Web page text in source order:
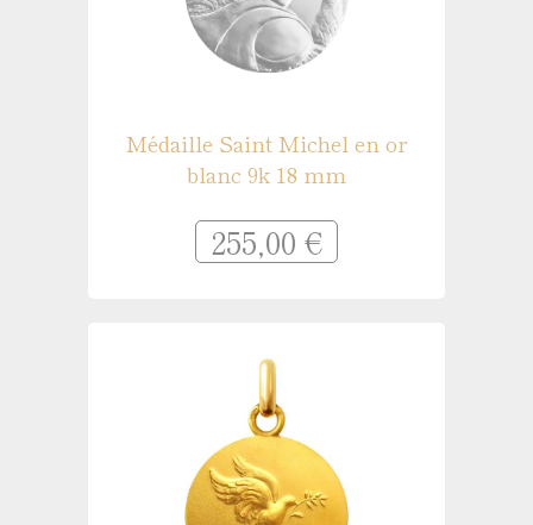
Médaille Saint Michel en or
blanc 9k 18 mm
255,00 €